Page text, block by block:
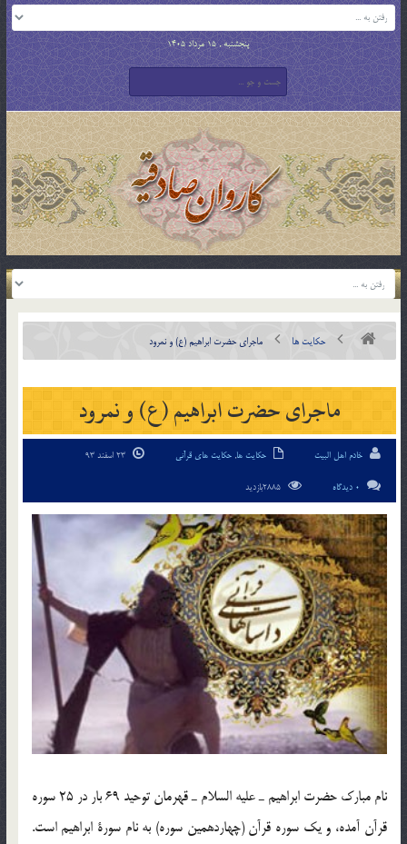
پنجشنبه , 15 مرداد 1405
حکایت ها ماجرای حضرت ابراهيم (ع) و نمرود
ماجرای حضرت ابراهيم (ع) و نمرود
خادم اهل البیت حکایت ها, حکایت های قرآنی
0 دیدگاه
نام مبارك حضرت ابراهيم ـ عليه السلام ـ قهرمان توحيد 69 بار در 25 سوره
قرآن آمده، و يك سوره قرآن (چهاردهمين سوره) به نام سورة ابراهيم است.